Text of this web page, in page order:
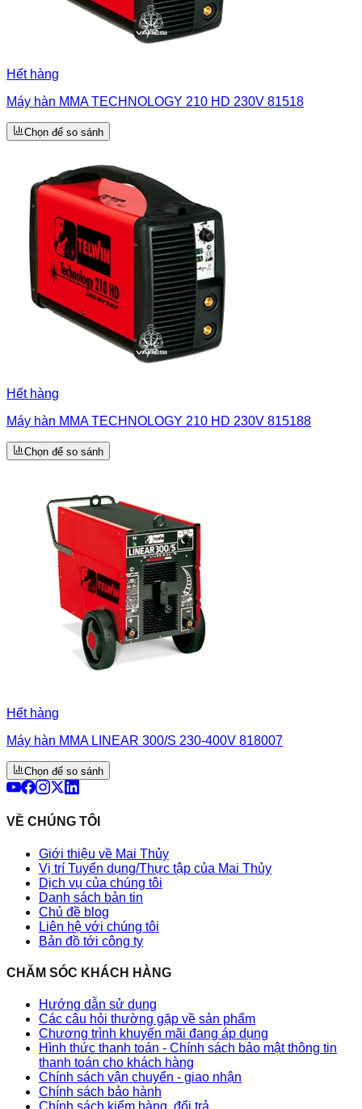
Hết hàng
Máy hàn MMA TECHNOLOGY 210 HD 230V 81518
Chọn để so sánh
Hết hàng
Máy hàn MMA TECHNOLOGY 210 HD 230V 815188
Chọn để so sánh
Hết hàng
Máy hàn MMA LINEAR 300/S 230-400V 818007
Chọn để so sánh
VỀ CHÚNG TÔI
Giới thiệu về Mai Thủy
Vị trí Tuyển dụng/Thực tập của Mai Thủy
Dịch vụ của chúng tôi
Danh sách bản tin
Chủ đề blog
Liên hệ với chúng tôi
Bản đồ tới công ty
CHĂM SÓC KHÁCH HÀNG
Hướng dẫn sử dụng
Các câu hỏi thường gặp về sản phẩm
Chương trình khuyến mãi đang áp dụng
Hình thức thanh toán - Chính sách bảo mật thông tin
thanh toán cho khách hàng
Chính sách vận chuyển - giao nhận
Chính sách bảo hành
Chính sách kiểm hàng, đổi trả